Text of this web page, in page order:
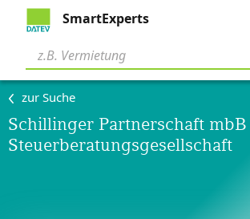
SmartExperts
zur Suche
Schillinger Partnerschaft mbB
Steuerberatungsgesellschaft